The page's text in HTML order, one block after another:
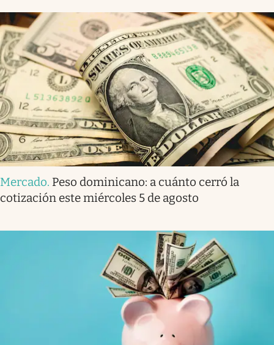
Mercado. Peso dominicano: a cuánto cerró la
cotización este miércoles 5 de agosto